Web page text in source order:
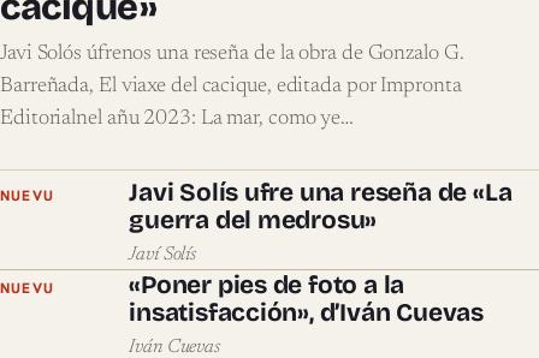
Javi Solós úfrenos una reseña de la obra de Gonzalo G.
Barreñada, El viaxe del cacique, editada por Impronta
Editorialnel añu 2023: La mar, como ye…
NUEVU
Javi Solís ufre una reseña de «La
guerra del medrosu»
Javí Solís
NUEVU
«Poner pies de foto a la
insatisfacción», d’Iván Cuevas
Iván Cuevas